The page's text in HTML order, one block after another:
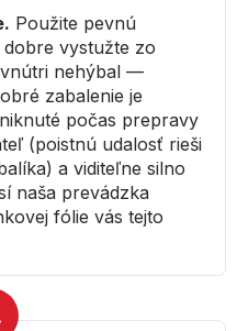
Použite pevnú
vystužte zo
nehýbal —
zabalenie je
počas prepravy
(poistnú udalosť rieši
a viditeľne silno
naša prevádzka
fólie vás tejto